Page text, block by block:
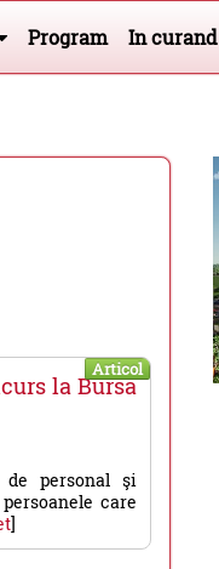
Program In curand
Articol
la Bursa
personal şi
care
]